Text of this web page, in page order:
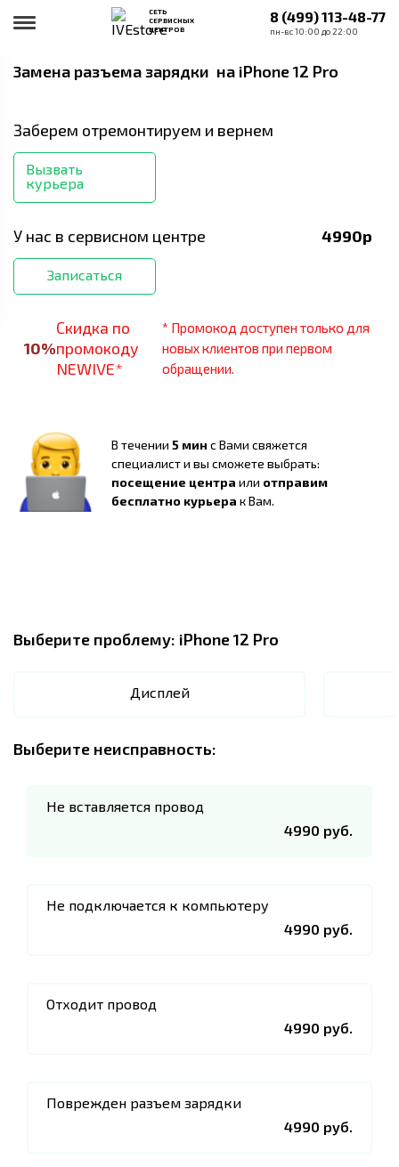
СЕТЬ
СЕРВИСНЫХ
ЦЕНТРОВ
8 (499) 113-48-77
пн-вс 10:00 до 22:00
Замена разъема зарядки на iPhone 12 Pro
Заберем отремонтируем и вернем
Вызвать
курьера
У нас в сервисном центре 4990р
Записаться
10%
Скидка по
промокоду
NEWIVE*
* Промокод доступен только для
новых клиентов при первом
обращении.
В течении 5 мин с Вами свяжется
специалист и вы сможете выбрать:
посещение центра или отправим
бесплатно курьера к Вам.
Выберите проблему: iPhone 12 Pro
Дисплей
Выберите неисправность:
Не вставляется провод
4990 руб.
Не подключается к компьютеру
4990 руб.
Отходит провод
4990 руб.
Поврежден разъем зарядки
4990 руб.